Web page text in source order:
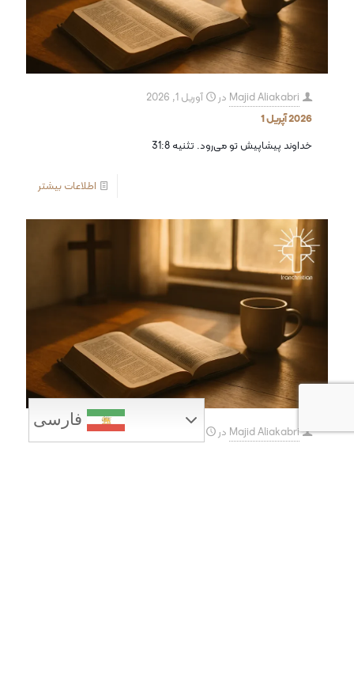
Majid Aliakabri در
آوریل 1, 2026
2026 آپریل 1
خداوند پیشاپیش تو می‌رود. تثنیه 31:8
اطلاعات بیشتر
Majid Aliakabri در
فارسی